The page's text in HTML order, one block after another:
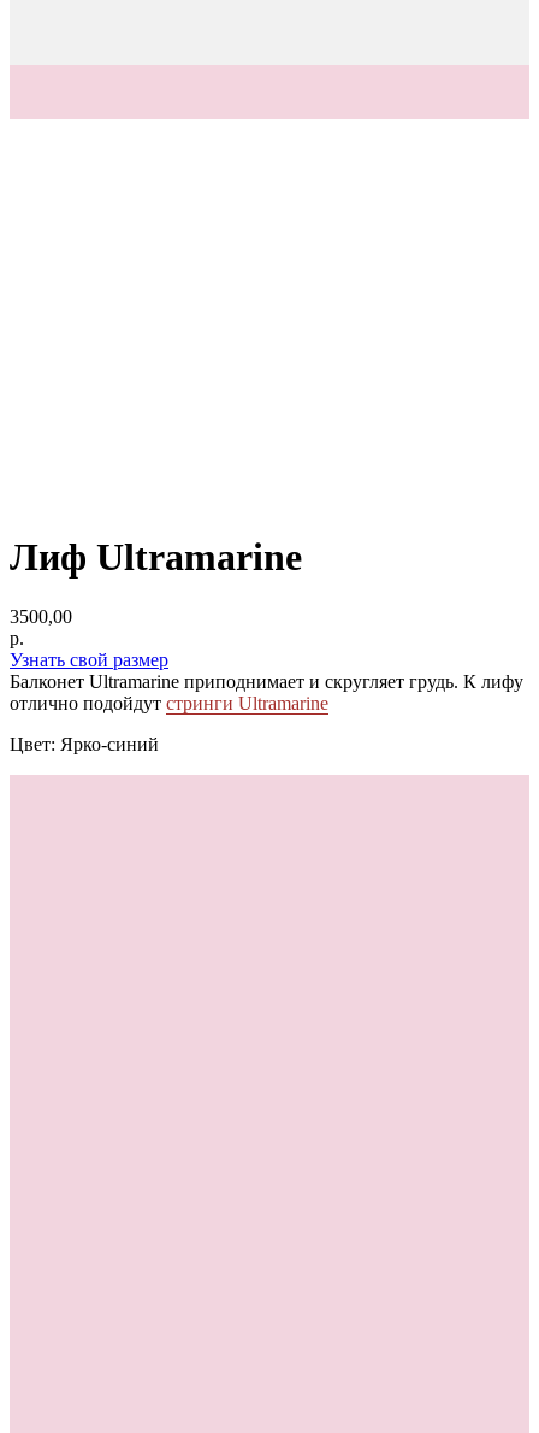
Лиф Ultramarine
3500,00
р.
Узнать свой размер
Балконет Ultramarine приподнимает и скругляет грудь. К лифу
отлично подойдут стринги Ultramarine
Цвет: Ярко-синий